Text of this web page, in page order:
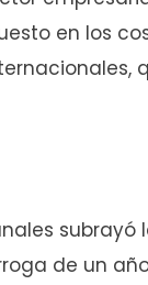
en los
de un